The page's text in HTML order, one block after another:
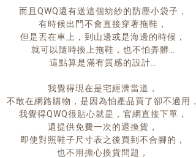
而且QWQ還有送這個紡紗的防塵小袋子，
有時候出門不會直接穿著拖鞋，
但是丟在車上，到山邊或是海邊的時候，
就可以隨時換上拖鞋，也不怕弄髒…
這點算是滿有質感的設計…
我覺得現在是宅經濟當道，
不敢在網路購物，是因為怕產品買了卻不適用，
我覺得QWQ很貼心就是，官網直接下單，
還提供免費一次的退換貨，
即使對照鞋子尺寸表之後買到不合腳的，
也不用擔心換貨問題，